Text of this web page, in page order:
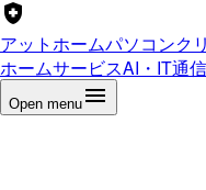
アットホームパソコンク
ホームサービスAI・IT通信
Open menu